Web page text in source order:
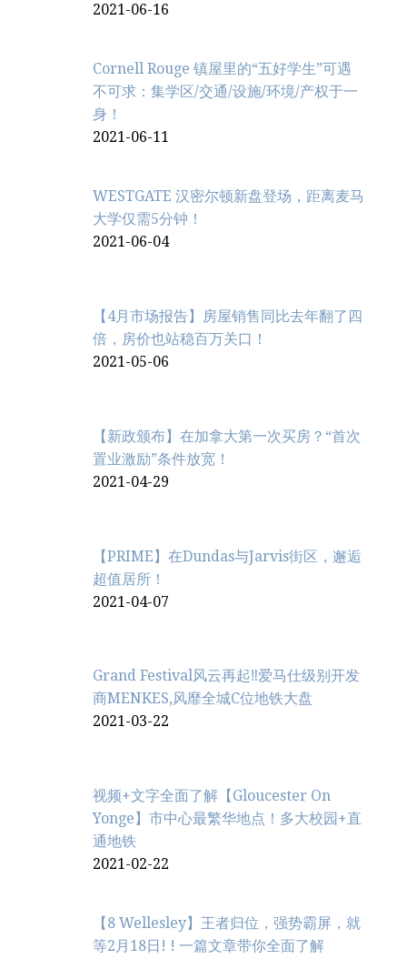
2021-06-16
Cornell Rouge 镇屋里的“五好学生”可遇
不可求：集学区/交通/设施/环境/产权于一
身！
2021-06-11
WESTGATE 汉密尔顿新盘登场，距离麦马
大学仅需5分钟！
2021-06-04
【4月市场报告】房屋销售同比去年翻了四
倍，房价也站稳百万关口！
2021-05-06
【新政颁布】在加拿大第一次买房？“首次
置业激励”条件放宽！
2021-04-29
【PRIME】在Dundas与Jarvis街区，邂逅
超值居所！
2021-04-07
Grand Festival风云再起‼️爱马仕级别开发
商MENKES,风靡全城C位地铁大盘
2021-03-22
视频+文字全面了解【Gloucester On
Yonge】市中心最繁华地点！多大校园+直
通地铁
2021-02-22
【8 Wellesley】王者归位，强势霸屏，就
等2月18日! ! 一篇文章带你全面了解